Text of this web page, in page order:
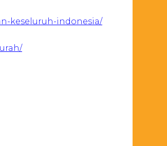
keseluruh-indonesia/